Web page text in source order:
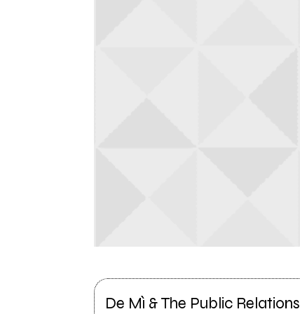
De Mì & The Public Relations